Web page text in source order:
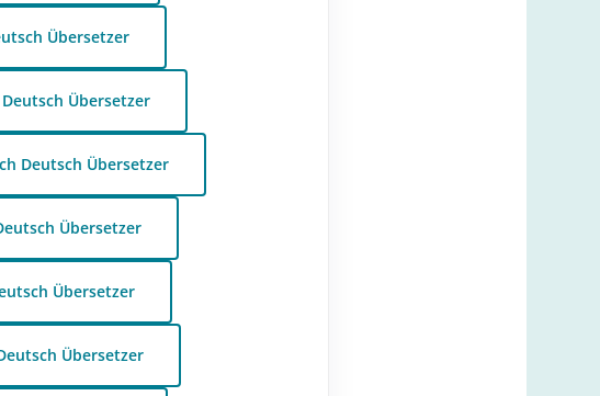
Übersetzer
Übersetzer
Deutsch Übersetzer
Übersetzer
Übersetzer
Übersetzer